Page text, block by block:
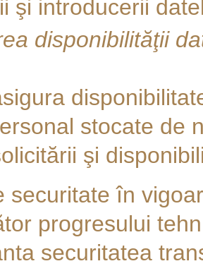
şi introducerii
disponibilităţii
stocate de
şi
securitate în
progresului
securitatea